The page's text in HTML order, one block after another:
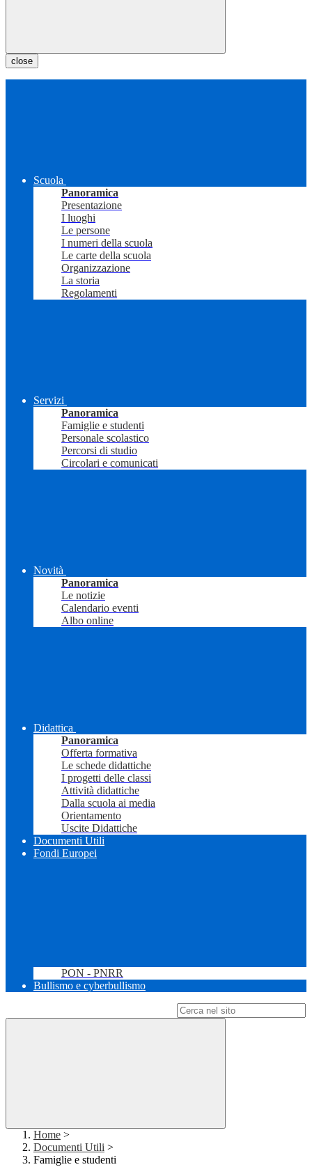
close
Scuola
Panoramica
Presentazione
I luoghi
Le persone
I numeri della scuola
Le carte della scuola
Organizzazione
La storia
Regolamenti
Servizi
Panoramica
Famiglie e studenti
Personale scolastico
Percorsi di studio
Circolari e comunicati
Novità
Panoramica
Le notizie
Calendario eventi
Albo online
Didattica
Panoramica
Offerta formativa
Le schede didattiche
I progetti delle classi
Attività didattiche
Dalla scuola ai media
Orientamento
Uscite Didattiche
Documenti Utili
Fondi Europei
PON - PNRR
Bullismo e cyberbullismo
Home >
Documenti Utili >
Famiglie e studenti